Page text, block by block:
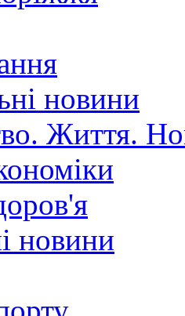
новини
Життя.
новини